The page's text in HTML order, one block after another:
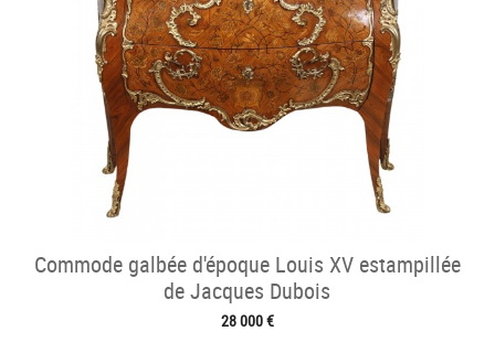
Commode galbée d'époque Louis XV estampillée
de Jacques Dubois
28 000 €